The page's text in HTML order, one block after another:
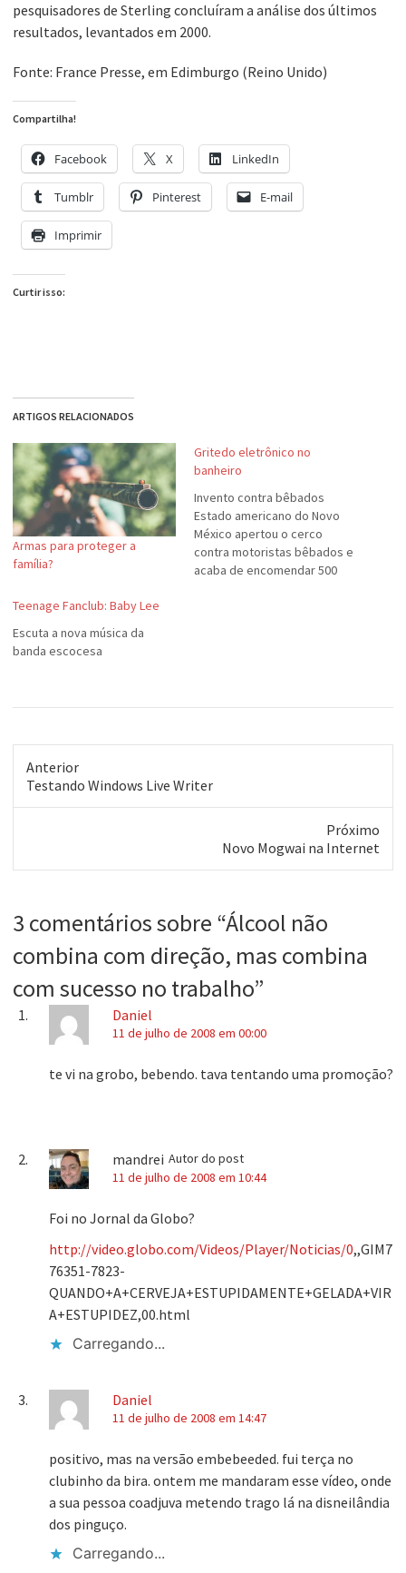
pesquisadores de Sterling concluíram a análise dos últimos
resultados, levantados em 2000.
Fonte: France Presse, em Edimburgo (Reino Unido)
Compartilha!
Facebook X LinkedIn
Tumblr Pinterest E-mail
Imprimir
Curtir isso:
ARTIGOS RELACIONADOS
Armas para proteger a
família?
Gritedo eletrônico no
banheiro
Invento contra bêbados
Estado americano do Novo
México apertou o cerco
contra motoristas bêbados e
acaba de encomendar 500
Teenage Fanclub: Baby Lee
Escuta a nova música da
banda escocesa
Anterior
Post
Testando Windows Live Writer
Próximo
Novo Mogwai na Internet
3 comentários sobre “Álcool não
combina com direção, mas combina
com sucesso no trabalho”
Daniel
11 de julho de 2008 em 00:00
te vi na grobo, bebendo. tava tentando uma promoção?
mandrei Autor do post
11 de julho de 2008 em 10:44
Foi no Jornal da Globo?
http://video.globo.com/Videos/Player/Noticias/0,,GIM7
76351-7823-
QUANDO+A+CERVEJA+ESTUPIDAMENTE+GELADA+VIR
A+ESTUPIDEZ,00.html
Carregando...
Daniel
11 de julho de 2008 em 14:47
positivo, mas na versão embebeeded. fui terça no
clubinho da bira. ontem me mandaram esse vídeo, onde
a sua pessoa coadjuva metendo trago lá na disneilândia
dos pinguço.
Carregando...